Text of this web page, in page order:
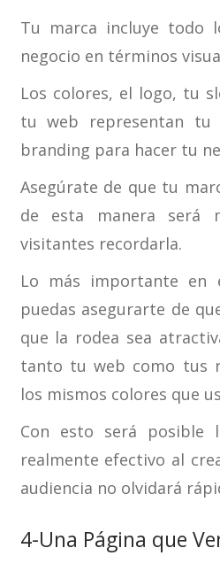
Tu marca incluye todo
negocio en términos
Los colores, el logo, tu
tu web representan tu
branding para hacer tu
Asegúrate de que tu
de esta manera será
visitantes recordarla.
Lo más importante en
puedas asegurarte de
que la rodea sea
tanto tu web como tus
los mismos colores que
Con esto será posible
realmente efectivo al
audiencia no olvidará
4-Una Página que